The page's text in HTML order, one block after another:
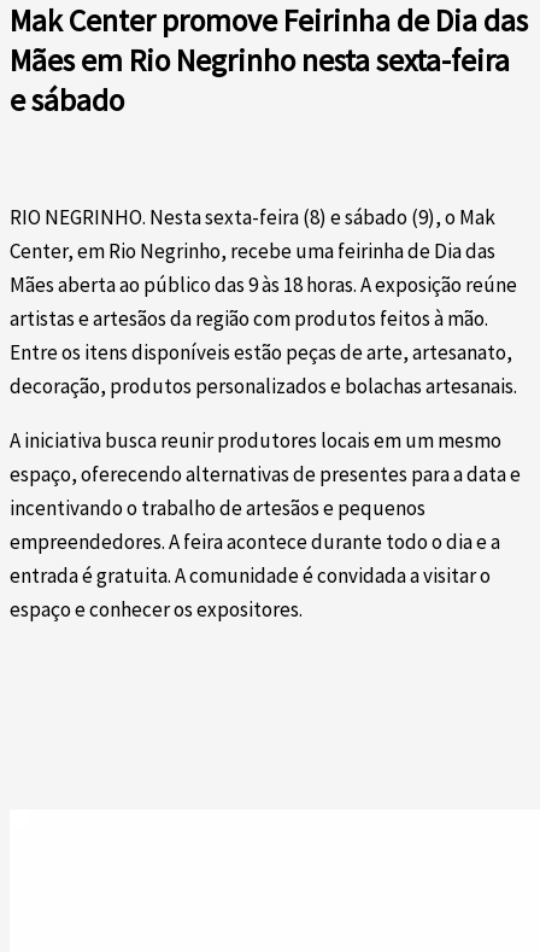
Mak Center promove Feirinha de Dia das
Mães em Rio Negrinho nesta sexta-feira
e sábado
RIO NEGRINHO. Nesta sexta-feira (8) e sábado (9), o Mak
Center, em Rio Negrinho, recebe uma feirinha de Dia das
Mães aberta ao público das 9 às 18 horas. A exposição reúne
artistas e artesãos da região com produtos feitos à mão.
Entre os itens disponíveis estão peças de arte, artesanato,
decoração, produtos personalizados e bolachas artesanais.
A iniciativa busca reunir produtores locais em um mesmo
espaço, oferecendo alternativas de presentes para a data e
incentivando o trabalho de artesãos e pequenos
empreendedores. A feira acontece durante todo o dia e a
entrada é gratuita. A comunidade é convidada a visitar o
espaço e conhecer os expositores.